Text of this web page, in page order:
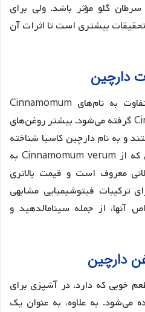
سرطان گلو مؤثر باشد. ولی برای
تحقیقات بیشتری است تا اثرات آن
دارچین
دارچین از دو نوع درخت متفاوت به نام‌های Cinnamomum
verum و Cinnamomum cassia گرفته می‌شود. بیشتر روغن‌های
و به نام دارچین کاسیا شناخته
می‌شوند، در حالی که دارچینی که از Cinnamomum verum به
معروف است و قیمت بالاتری
ترکیبات فیتوشیمیایی مشابهی
از جمله سینامالدهید و
دارچین
خوبی که دارد، در آشپزی برای
می‌شود. به علاوه، به عنوان یک